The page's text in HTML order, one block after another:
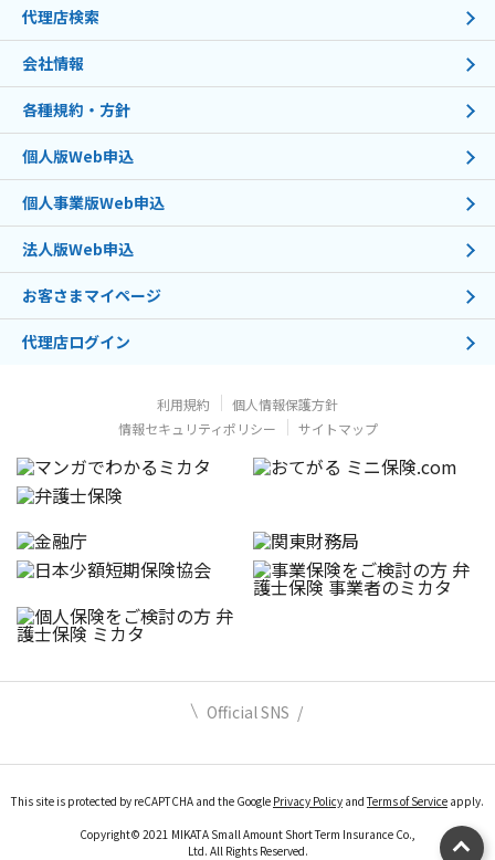
代理店検索
会社情報
各種規約・方針
個人版Web申込
個人事業版Web申込
法人版Web申込
お客さまマイページ
代理店ログイン
利用規約
個人情報保護方針
情報セキュリティポリシー
サイトマップ
Official SNS
This site is protected by reCAPTCHA and the Google Privacy Policy andTerms of Service apply.
Copyright© 2021 MIKATA Small Amount Short Term Insurance Co.,
Ltd. All Rights Reserved.